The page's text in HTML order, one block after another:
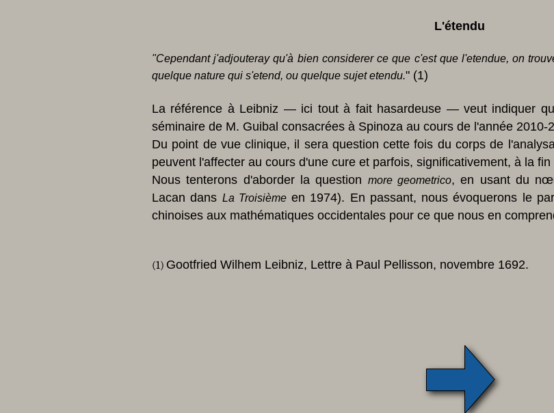
L'étendu
"Cependant j'adjouteray qu'à bien considerer ce que c'est que l'etendue, on
quelque nature qui s'etend, ou quelque sujet etendu." (1)
La référence à Leibniz — ici tout à fait hasardeuse — veut indiquer
séminaire de M. Guibal consacrées à Spinoza au cours de l'année 2010-
Du point de vue clinique, il sera question cette fois du corps de
peuvent l'affecter au cours d'une cure et parfois, significativement, à la fin
Nous tenterons d'aborder la question more geometrico, en usant du
Lacan dans La Troisièmeen 1974). En passant, nous évoquerons le
chinoises aux mathématiques occidentales pour ce que nous en
(1) Gootfried Wilhem Leibniz, Lettre à Paul Pellisson, novembre 1692.